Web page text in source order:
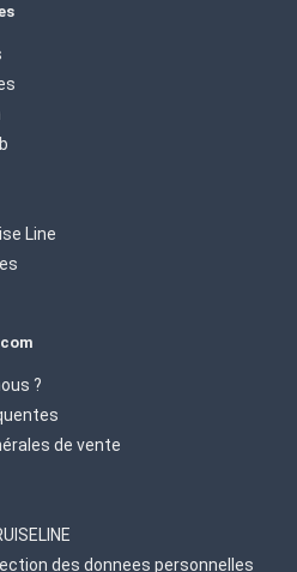
Line
?
de vente
des donnees personnelles